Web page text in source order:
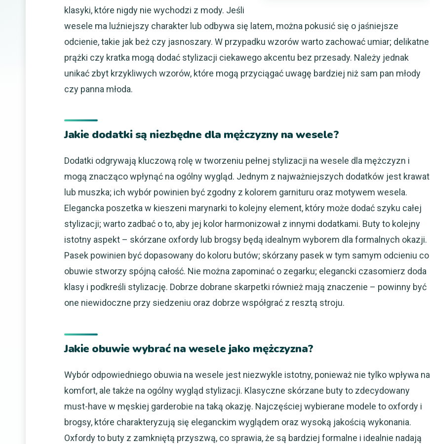
klasyki, które nigdy nie wychodzi z mody. Jeśli
wesele ma luźniejszy charakter lub odbywa się latem, można pokusić się o jaśniejsze
odcienie, takie jak beż czy jasnoszary. W przypadku wzorów warto zachować umiar; delikatne
prążki czy kratka mogą dodać stylizacji ciekawego akcentu bez przesady. Należy jednak
unikać zbyt krzykliwych wzorów, które mogą przyciągać uwagę bardziej niż sam pan młody
czy panna młoda.
Jakie dodatki są niezbędne dla mężczyzny na wesele?
Dodatki odgrywają kluczową rolę w tworzeniu pełnej stylizacji na wesele dla mężczyzn i
mogą znacząco wpłynąć na ogólny wygląd. Jednym z najważniejszych dodatków jest krawat
lub muszka; ich wybór powinien być zgodny z kolorem garnituru oraz motywem wesela.
Elegancka poszetka w kieszeni marynarki to kolejny element, który może dodać szyku całej
stylizacji; warto zadbać o to, aby jej kolor harmonizował z innymi dodatkami. Buty to kolejny
istotny aspekt – skórzane oxfordy lub brogsy będą idealnym wyborem dla formalnych okazji.
Pasek powinien być dopasowany do koloru butów; skórzany pasek w tym samym odcieniu co
obuwie stworzy spójną całość. Nie można zapominać o zegarku; elegancki czasomierz doda
klasy i podkreśli stylizację. Dobrze dobrane skarpetki również mają znaczenie – powinny być
one niewidoczne przy siedzeniu oraz dobrze współgrać z resztą stroju.
Jakie obuwie wybrać na wesele jako mężczyzna?
Wybór odpowiedniego obuwia na wesele jest niezwykle istotny, ponieważ nie tylko wpływa na
komfort, ale także na ogólny wygląd stylizacji. Klasyczne skórzane buty to zdecydowany
must-have w męskiej garderobie na taką okazję. Najczęściej wybierane modele to oxfordy i
brogsy, które charakteryzują się eleganckim wyglądem oraz wysoką jakością wykonania.
Oxfordy to buty z zamkniętą przyszwą, co sprawia, że są bardziej formalne i idealnie nadają